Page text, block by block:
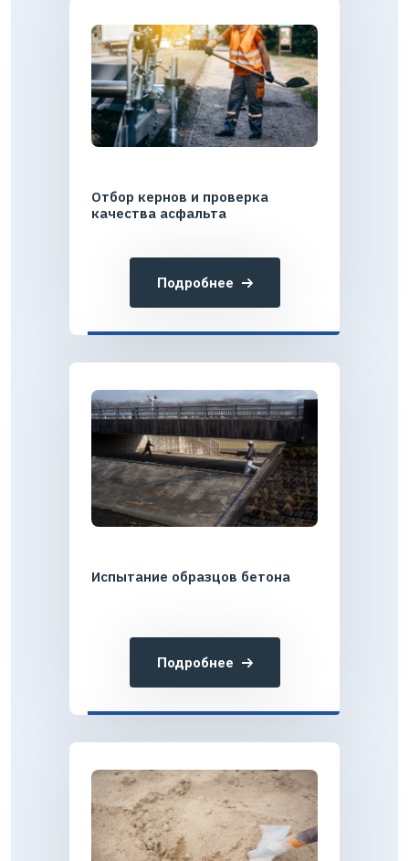
Отбор кернов и проверка
качества асфальта
Подробнее
Испытание образцов бетона
Подробнее